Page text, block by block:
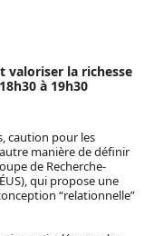
valoriser la richesse
à 19h30
caution pour les
manière de définir
de Recherche-
qui propose une
“relationnelle”